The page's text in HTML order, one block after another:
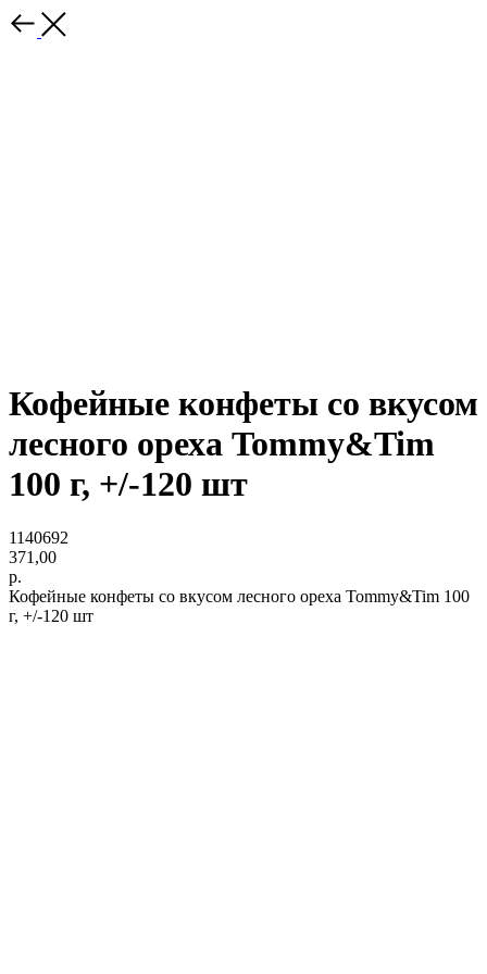
Кофейные конфеты со вкусом
лесного ореха Tommy&Tim
100 г, +/-120 шт
1140692
371,00
р.
Кофейные конфеты со вкусом лесного ореха Tommy&Tim 100
г, +/-120 шт